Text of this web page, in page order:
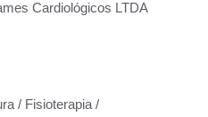
Cardiológicos LTDA
/ Fisioterapia /